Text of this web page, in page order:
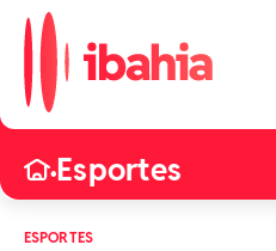
•Esportes
ESPORTES